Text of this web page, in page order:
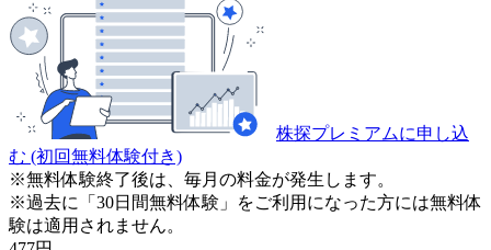
株探プレミアムに申し込
む (初回無料体験付き)
※無料体験終了後は、毎月の料金が発生します。
※過去に「30日間無料体験」をご利用になった方には無料体
験は適用されません。